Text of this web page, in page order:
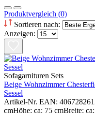
Produktvergleich (0)
Sortieren nach:
Anzeigen:
Sofagarnituren Sets
Beige Wohnzimmer
Sessel
Artikel-Nr. EAN:
cmHöhe: ca: 75 cmBreite: